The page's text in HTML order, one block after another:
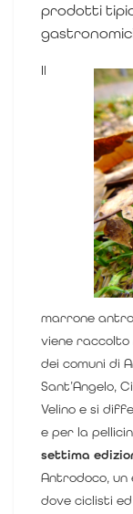
prodotti
Il
marrone
viene
dei comuni di
Sant’Angelo,
Velino e si
e per la
settima
Antrodoco, un
dove ciclisti